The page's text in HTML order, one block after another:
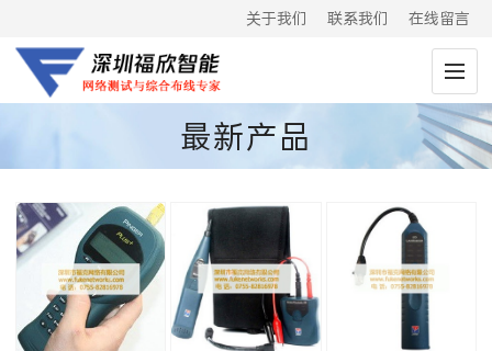
关于我们 联系我们 在线留言
最新产品